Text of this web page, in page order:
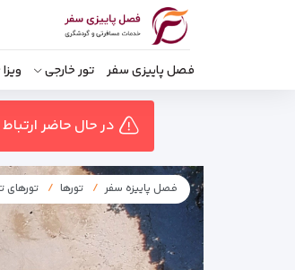
فصل پاییزی سفر تور خارجی ویزا
در حال حاضر
فصل پاییزه سفر تورها تورهای